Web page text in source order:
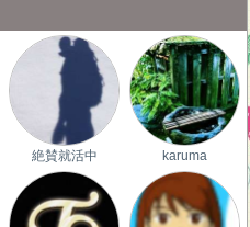
絶賛就活中 karuma